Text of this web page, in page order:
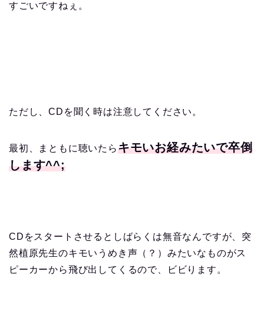
すごいですねぇ。
ただし、CDを聞く時は注意してください。
最初、まともに聴いたらキモいお経みたいで卒倒
します^^;
CDをスタートさせるとしばらくは無音なんですが、突
然植原先生のキモいうめき声（？）みたいなものがス
ピーカーから飛び出してくるので、ビビります。